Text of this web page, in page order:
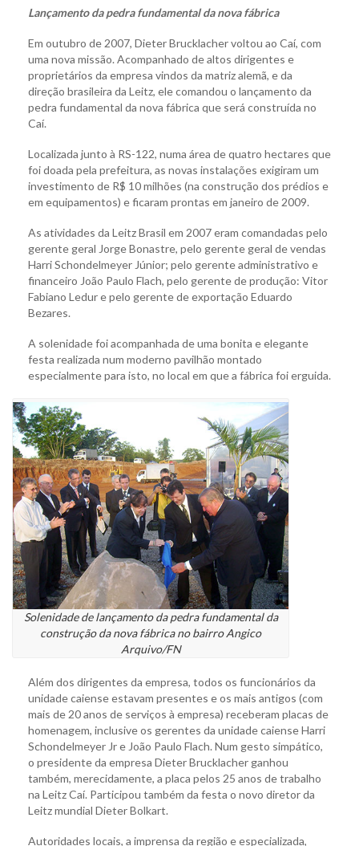
Lançamento da pedra fundamental da nova fábrica
Em outubro de 2007, Dieter Brucklacher voltou ao Caí, com
uma nova missão. Acompanhado de altos dirigentes e
proprietários da empresa vindos da matriz alemã, e da
direção brasileira da Leitz, ele comandou o lançamento da
pedra fundamental da nova fábrica que será construída no
Caí.
Localizada junto à RS-122, numa área de quatro hectares que
foi doada pela prefeitura, as novas instalações exigiram um
investimento de R$ 10 milhões (na construção dos prédios e
em equipamentos) e ficaram prontas em janeiro de 2009.
As atividades da Leitz Brasil em 2007 eram comandadas pelo
gerente geral Jorge Bonastre, pelo gerente geral de vendas
Harri Schondelmeyer Júnior; pelo gerente administrativo e
financeiro João Paulo Flach, pelo gerente de produção: Vitor
Fabiano Ledur e pelo gerente de exportação Eduardo
Bezares.
A solenidade foi acompanhada de uma bonita e elegante
festa realizada num moderno pavilhão montado
especialmente para isto, no local em que a fábrica foi erguida.
Solenidade de lançamento da pedra fundamental da
construção da nova fábrica no bairro Angico
Arquivo/FN
Além dos dirigentes da empresa, todos os funcionários da
unidade caiense estavam presentes e os mais antigos (com
mais de 20 anos de serviços à empresa) receberam placas de
homenagem, inclusive os gerentes da unidade caiense Harri
Schondelmeyer Jr e João Paulo Flach. Num gesto simpático,
o presidente da empresa Dieter Brucklacher ganhou
também, merecidamente, a placa pelos 25 anos de trabalho
na Leitz Caí. Participou também da festa o novo diretor da
Leitz mundial Dieter Bolkart.
Autoridades locais, a imprensa da região e especializada,